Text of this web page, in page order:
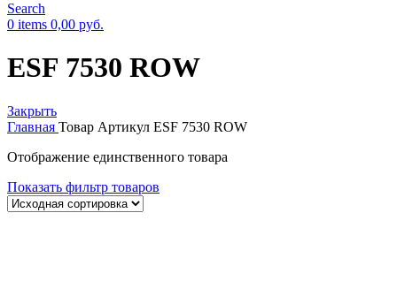
Search
0 items 0,00 руб.
ESF 7530 ROW
Закрыть
Главная Товар Артикул ESF 7530 ROW
Отображение единственного товара
Показать фильтр товаров